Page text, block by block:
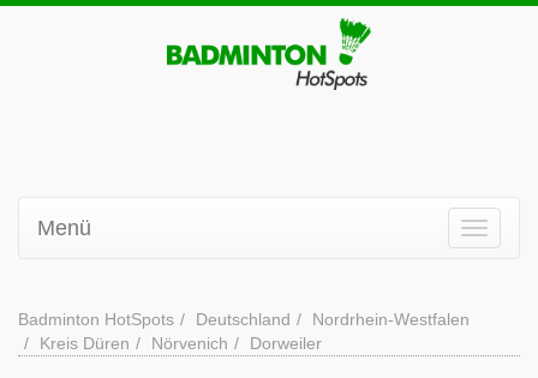
Menü
Badminton HotSpots Deutschland
Nordrhein-Westfalen
Kreis Düren
Nörvenich Dorweiler